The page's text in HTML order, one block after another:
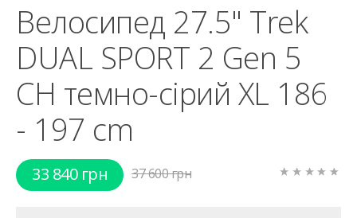
Велосипед 27.5" Trek
DUAL SPORT 2 Gen 5
CH темно-сірий XL 186
- 197 cm
33 840 грн 37 600 грн